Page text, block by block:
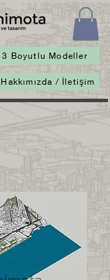
3 Boyutlu Modeller
Hakkımızda / İletişim